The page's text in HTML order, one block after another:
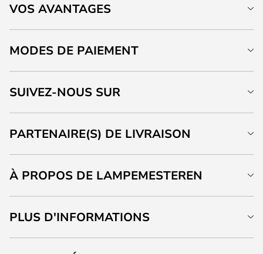
VOS AVANTAGES
MODES DE PAIEMENT
SUIVEZ-NOUS SUR
PARTENAIRE(S) DE LIVRAISON
À PROPOS DE LAMPEMESTEREN
PLUS D'INFORMATIONS